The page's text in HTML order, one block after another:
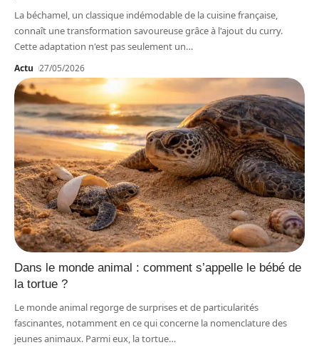
La béchamel, un classique indémodable de la cuisine française,
connaît une transformation savoureuse grâce à l'ajout du curry.
Cette adaptation n'est pas seulement un…
Actu 27/05/2026
Dans le monde animal : comment s’appelle le bébé de
la tortue ?
Le monde animal regorge de surprises et de particularités
fascinantes, notamment en ce qui concerne la nomenclature des
jeunes animaux. Parmi eux, la tortue…